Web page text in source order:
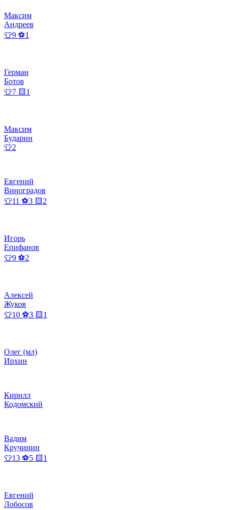
Максим
Андреев
👕9 ⚽1
Герман
Ботов
👕7 🟨1
Максим
Бударин
👕2
Евгений
Виноградов
👕11 ⚽3 🟨2
Игорь
Епифанов
👕9 ⚽2
Алексей
Жуков
👕10 ⚽3 🟨1
Олег (мл)
Ирхин
Кирилл
Кодомский
Вадим
Кручинин
👕13 ⚽5 🟨1
Евгений
Лобосов